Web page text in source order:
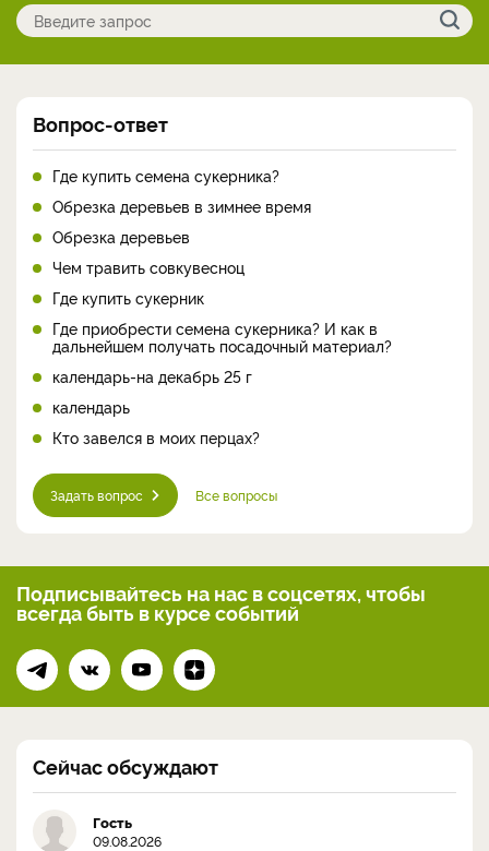
Вопрос-ответ
Где купить семена сукерника?
Обрезка деревьев в зимнее время
Обрезка деревьев
Чем травить совкувесноц
Где купить сукерник
Где приобрести семена сукерника? И как в
дальнейшем получать посадочный материал?
календарь-на декабрь 25 г
календарь
Кто завелся в моих перцах?
Задать вопрос Все вопросы
Подписывайтесь на нас в соцсетях, чтобы
всегдабыть в курсе событий
Сейчас обсуждают
Гость
09.08.2026